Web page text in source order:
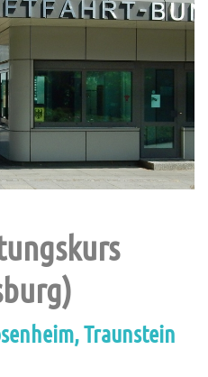
Traunstein